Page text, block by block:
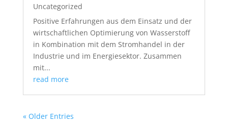
Uncategorized
Positive Erfahrungen aus dem Einsatz und der
wirtschaftlichen Optimierung von Wasserstoff
in Kombination mit dem Stromhandel in der
Industrie und im Energiesektor. Zusammen
mit...
read more
« Older Entries